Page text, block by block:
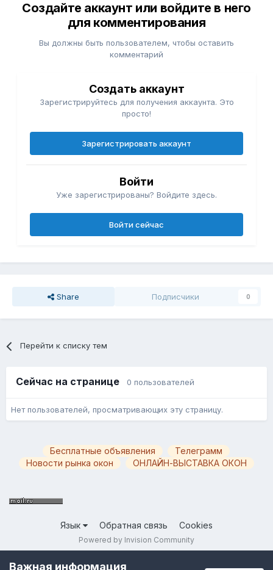
Создайте аккаунт или войдите в него
для комментирования
Вы должны быть пользователем, чтобы оставить
комментарий
Создать аккаунт
Зарегистрируйтесь для получения аккаунта. Это
просто!
Зарегистрировать аккаунт
Войти
Уже зарегистрированы? Войдите здесь.
Войти сейчас
Share Подписчики 0
Перейти к списку тем
Сейчас на странице 0 пользователей
Нет пользователей, просматривающих эту страницу.
Бесплатные объявления
Телеграмм
Новости рынка окон
ОНЛАЙН-ВЫСТАВКА ОКОН
Язык Обратная связь Cookies
Powered by Invision Community
Важная информация